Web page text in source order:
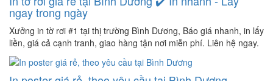
ngay trong ngày
Xưởng in tờ rơi #1 tại thị trường Bình Dương, Báo giá nhanh, in lấy
liền, giá cả cạnh tranh, giao hàng tận nơi miễn phí. Liên hệ ngay.